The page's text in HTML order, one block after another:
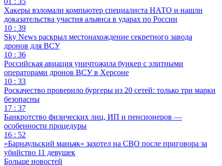
Хакеры взломали компьютер специалиста НАТО и нашли
доказательства участия альянса в ударах по России
10 : 39
Sky News раскрыл местонахождение секретного завода
дронов для ВСУ
10 : 36
Российская авиация уничтожила бункер с элитными
операторами дронов ВСУ в Херсоне
10 : 33
Роскачество проверило бургеры из 20 сетей: только три марки
безопасны
17 : 37
Банкротство физических лиц, ИП и пенсионеров —
особенности процедуры
16 : 52
«Барнаульский маньяк» захотел на СВО после приговора за
убийство 11 девушек
Больше новостей